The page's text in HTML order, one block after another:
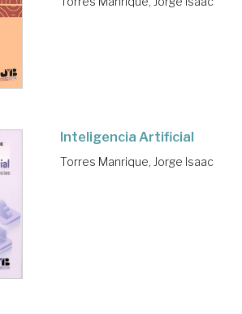
Inteligencia Artificial
Torres Manrique, Jorge Isaac